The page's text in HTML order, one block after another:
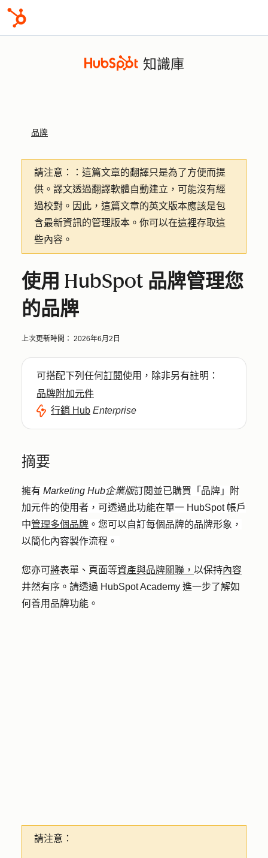
知識庫
品牌
請注意：
：這篇文章的翻譯只是為了方便而提
供。譯文透過翻譯軟體自動建立，可能沒有經
過校對。因此，這篇文章的英文版本應該是包
含最新資訊的管理版本。你可以在這裡存取這
些內容。
使用 HubSpot 品牌管理您
的品牌
上次更新時間： 2026年6月2日
可搭配下列任何訂閱使用，除非另有註明：
品牌附加元件
行銷 Hub Enterprise
摘要
擁有 Marketing Hub企業版訂閱並已購買「品牌」附
加元件的使用者，可透過此功能在單一 HubSpot 帳戶
中管理多個品牌 。您可以自訂每個品牌的品牌形象，
以簡化內容製作流程。
您亦可將表單、頁面等資產與品牌關聯， 以保持內容
井然有序。請透過 HubSpot Academy 進一步了解如
何善用品牌功能。
請注意：